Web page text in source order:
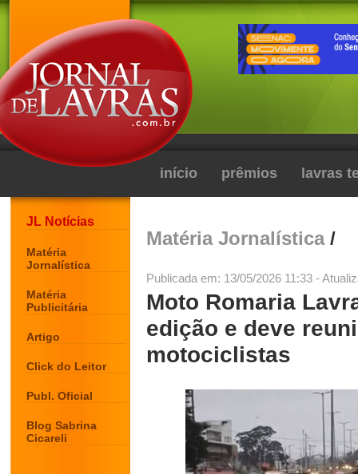
início prêmios lavras
JL Notícias
Matéria
Jornalística
Matéria
Publicitária
Artigo
Click do Leitor
Publ. Oficial
Blog Sabrina
Cicareli
Matéria Jornalística/
Publicada em: 13/05/2026 11:33 -
Moto Romaria
edição e deve
motociclistas